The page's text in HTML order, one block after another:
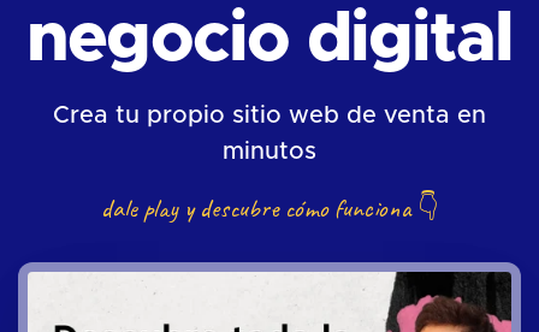
negocio digital
Crea tu propio sitio web de venta en
minutos
dale play y descubre cómo funciona 👇